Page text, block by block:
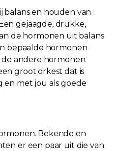
balans en houden van
gejaagde, drukke,
de hormonen uit balans
bepaalde hormonen
andere hormonen.
groot orkest dat is
en met jou als goede
Bekende en
er een paar uit die van